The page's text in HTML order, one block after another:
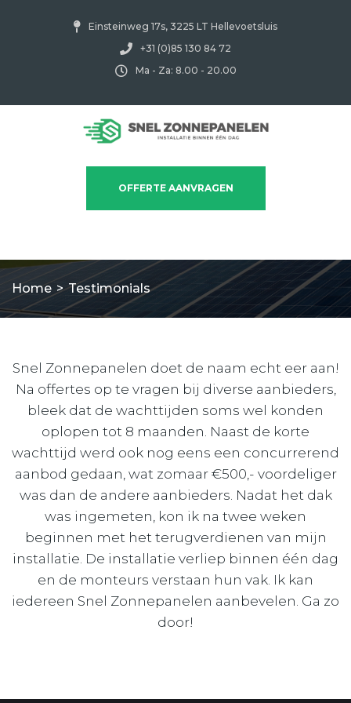
Einsteinweg 17s, 3225 LT Hellevoetsluis
+31 (0)85 130 84 72
Ma - Za: 8.00 - 20.00
OFFERTE AANVRAGEN
Home > Testimonials
Snel Zonnepanelen doet de naam echt eer aan!
Na offertes op te vragen bij diverse aanbieders,
bleek dat de wachttijden soms wel konden
oplopen tot 8 maanden. Naast de korte
wachttijd werd ook nog eens een concurrerend
aanbod gedaan, wat zomaar €500,- voordeliger
was dan de andere aanbieders. Nadat het dak
was ingemeten, kon ik na twee weken
beginnen met het terugverdienen van mijn
installatie. De installatie verliep binnen één dag
en de monteurs verstaan hun vak. Ik kan
iedereen Snel Zonnepanelen aanbevelen. Ga zo
door!